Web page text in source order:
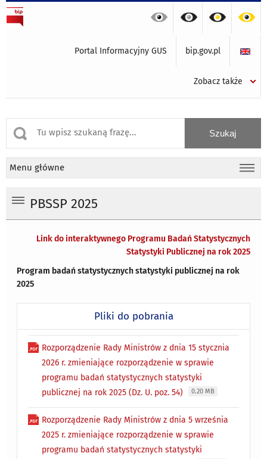
Portal Informacyjny GUS bip.gov.pl
Zobacz także
Menu główne
PBSSP 2025
Link do interaktywnego Programu Badań Statystycznych
Statystyki Publicznej na rok 2025
Program badań statystycznych statystyki publicznej na rok
2025
Pliki do pobrania
Rozporządzenie Rady Ministrów z dnia 15 stycznia
2026 r. zmieniające rozporządzenie w sprawie
programu badań statystycznych statystyki
publicznej na rok 2025 (Dz. U. poz. 54)
0.20 MB
Rozporządzenie Rady Ministrów z dnia 5 września
2025 r. zmieniające rozporządzenie w sprawie
programu badań statystycznych statystyki